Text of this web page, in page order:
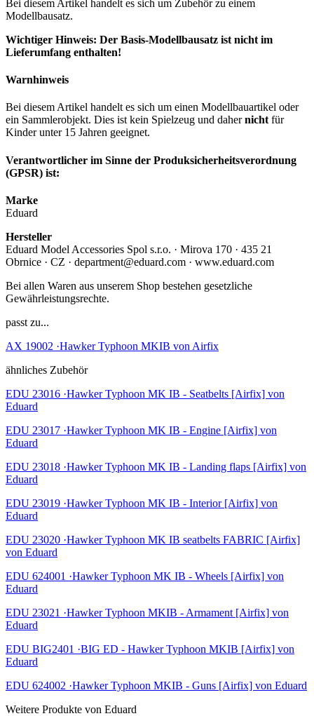
Bei diesem Artikel handelt es sich um Zubehör zu einem
Modellbausatz.
Wichtiger Hinweis: Der Basis-Modellbausatz ist nicht im
Lieferumfang enthalten!
Warnhinweis
Bei diesem Artikel handelt es sich um einen Modellbauartikel oder
ein Sammlerobjekt. Dies ist kein Spielzeug und dahernicht für
Kinder unter 15 Jahren geeignet.
Verantwortlicher im Sinne der Produksicherheitsverordnung
(GPSR) ist:
Marke
Eduard
Hersteller
Eduard Model Accessories Spol s.r.o. · Mirova 170 · 435 21
Obrnice · CZ · department@eduard.com · www.eduard.com
Bei allen Waren aus unserem Shop bestehen gesetzliche
Gewährleistungsrechte.
passt zu...
AX 19002 ·Hawker Typhoon MKIB von Airfix
ähnliches Zubehör
EDU 23016 ·Hawker Typhoon MK IB - Seatbelts [Airfix] von
Eduard
EDU 23017 ·Hawker Typhoon MK IB - Engine [Airfix] von
Eduard
EDU 23018 ·Hawker Typhoon MK IB - Landing flaps [Airfix] von
Eduard
EDU 23019 ·Hawker Typhoon MK IB - Interior [Airfix] von
Eduard
EDU 23020 ·Hawker Typhoon MK IB seatbelts FABRIC [Airfix]
von Eduard
EDU 624001 ·Hawker Typhoon MK IB - Wheels [Airfix] von
Eduard
EDU 23021 ·Hawker Typhoon MKIB - Armament [Airfix] von
Eduard
EDU BIG2401 ·BIG ED - Hawker Typhoon MKIB [Airfix] von
Eduard
EDU 624002 ·Hawker Typhoon MKIB - Guns [Airfix] von Eduard
Weitere Produkte von Eduard